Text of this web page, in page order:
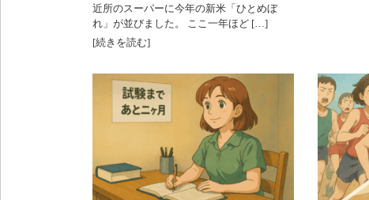
近所のスーパーに今年の新米「ひとめぼ
れ」が並びました。 ここ一年ほど […]
[続きを読む]